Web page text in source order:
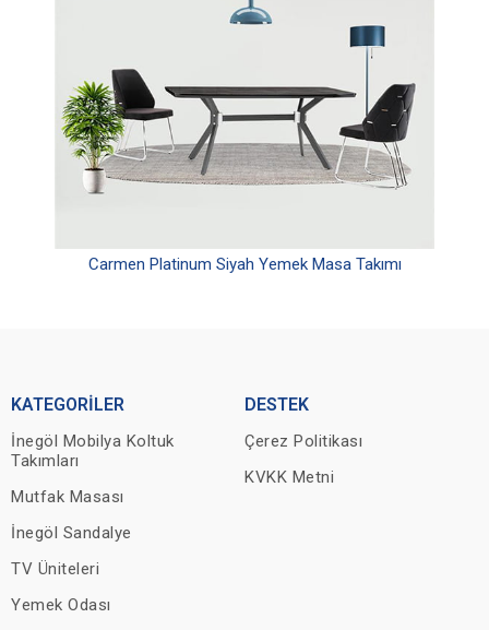
Carmen Platinum Siyah Yemek Masa Takımı
KATEGORİLER
İnegöl Mobilya Koltuk
Takımları
Mutfak Masası
İnegöl Sandalye
TV Üniteleri
Yemek Odası
DESTEK
Çerez Politikası
KVKK Metni